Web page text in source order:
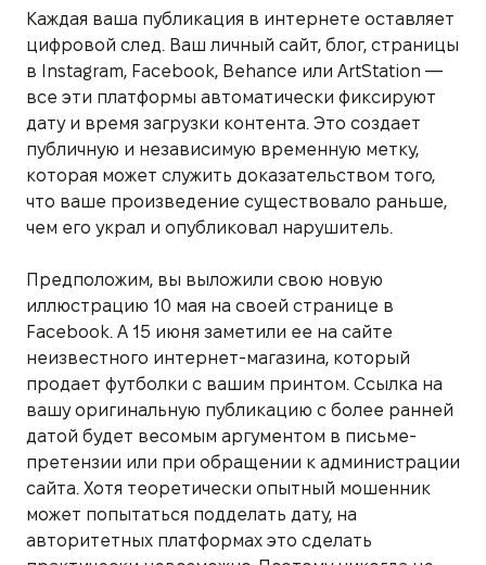
Каждая ваша публикация в интернете оставляет
цифровой след. Ваш личный сайт, блог, страницы
в Instagram, Facebook, Behance или ArtStation —
все эти платформы автоматически фиксируют
дату и время загрузки контента. Это создает
публичную и независимую временную метку,
которая может служить доказательством того,
что ваше произведение существовало раньше,
чем его украл и опубликовал нарушитель.
Предположим, вы выложили свою новую
иллюстрацию 10 мая на своей странице в
Facebook. А 15 июня заметили ее на сайте
неизвестного интернет-магазина, который
продает футболки с вашим принтом. Ссылка на
вашу оригинальную публикацию с более ранней
датой будет весомым аргументом в письме-
претензии или при обращении к администрации
сайта. Хотя теоретически опытный мошенник
может попытаться подделать дату, на
авторитетных платформах это сделать